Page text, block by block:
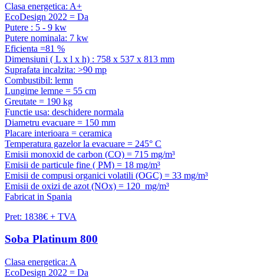
Clasa energetica: A+
EcoDesign 2022 = Da
Putere : 5 - 9 kw
Putere nominala: 7 kw
Eficienta =81 %
Dimensiuni ( L x l x h) : 758 x 537 x 813 mm
Suprafata incalzita: >90 mp
Combustibil: lemn
Lungime lemne = 55 cm
Greutate = 190 kg
Functie usa: deschidere normala
Diametru evacuare = 150 mm
Placare interioara = ceramica
Temperatura gazelor la evacuare = 245° C
Emisii monoxid de carbon (CO) = 715 mg/m³
Emisii de particule fine ( PM) = 18 mg/m³
Emisii de compusi organici volatili (OGC) = 33 mg/m³
Emisii de oxizi de azot (NOx) = 120 mg/m³
Fabricat in Spania
Pret: 1838€ + TVA
Soba Platinum 800
Clasa energetica: A
EcoDesign 2022 = Da